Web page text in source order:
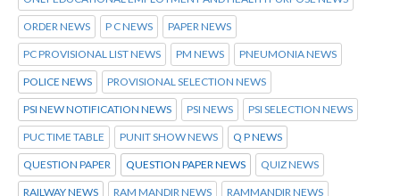
ORDER NEWS P C NEWS PAPER NEWS
PC PROVISIONAL LIST NEWS PM NEWS PNEUMONIA NEWS
POLICE NEWS PROVISIONAL SELECTION NEWS
PSI NEW NOTIFICATION NEWS PSI NEWS PSI SELECTION NEWS
PUC TIME TABLE PUNIT SHOW NEWS Q P NEWS
QUESTION PAPER QUESTION PAPER NEWS QUIZ NEWS
RAILWAY NEWS RAM MANDIR NEWS RAMMANDIR NEWS